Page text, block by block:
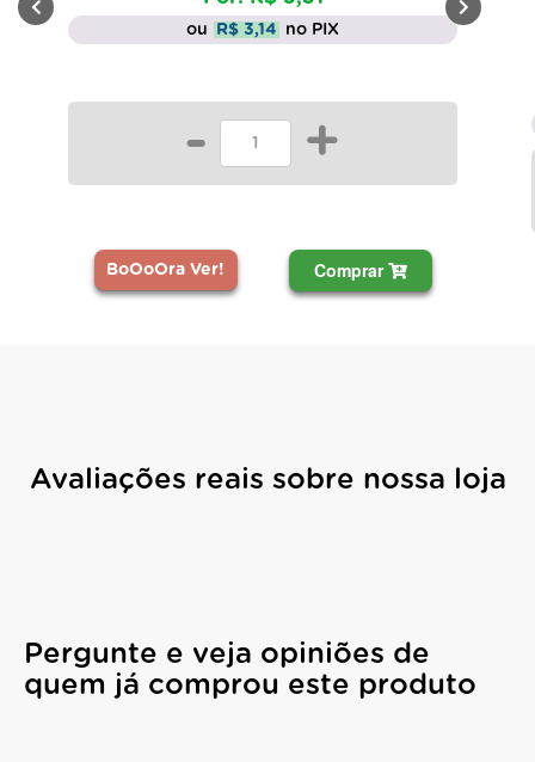
ou R$ 3,14 no PIX
- +
BoOoOra Ver! Comprar
Avaliações reais sobre nossa loja
Pergunte e veja opiniões de
quem já comprou este produto